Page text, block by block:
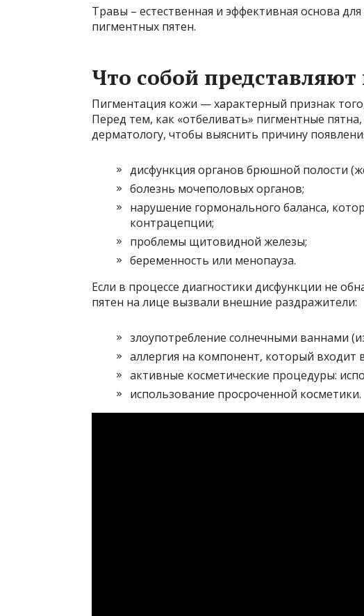
Травы – естественная и эффективная основа
пигментных пятен.
Что собой
Пигментация кожи — характерный признак
Перед тем, как «отбеливать» пигментные
дерматологу, чтобы выяснить причину
дисфункция органов брюшной полости
болезнь мочеполовых органов;
нарушение гормонального баланса,
контрацепции;
проблемы щитовидной железы;
беременность или менопауза.
Если в процессе диагностики дисфункции не
пятен на лице вызвали внешние раздражители:
злоупотребление солнечными ваннами
аллергия на компонент, который входит
активные косметические процедуры:
использование просроченной косметики.